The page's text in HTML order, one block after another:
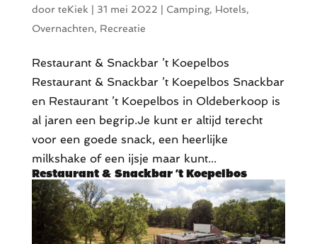
door teKiek 31 mei 2022 Camping, Hotels,
Overnachten, Recreatie
Restaurant & Snackbar ’t Koepelbos
Restaurant & Snackbar ’t Koepelbos
Restaurant & Snackbar ’t Koepelbos Snackbar
en Restaurant ’t Koepelbos in Oldeberkoop is
al jaren een begrip.Je kunt er altijd terecht
voor een goede snack, een heerlijke
milkshake of een ijsje maar kunt...